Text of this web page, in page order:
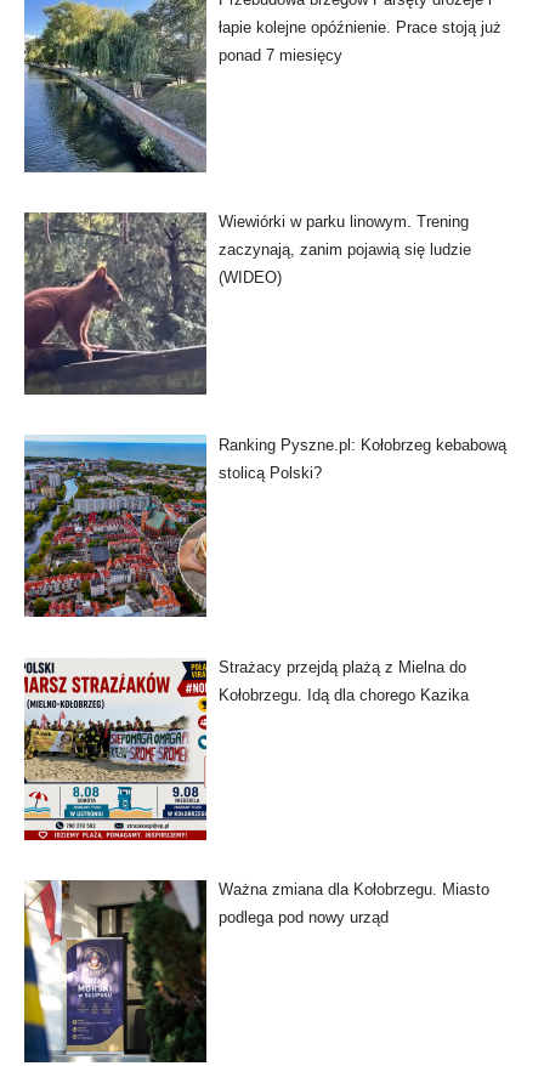
łapie kolejne opóźnienie. Prace stoją już
ponad 7 miesięcy
Wiewiórki w parku linowym. Trening
zaczynają, zanim pojawią się ludzie
(WIDEO)
Ranking Pyszne.pl: Kołobrzeg kebabową
stolicą Polski?
Strażacy przejdą plażą z Mielna do
Kołobrzegu. Idą dla chorego Kazika
Ważna zmiana dla Kołobrzegu. Miasto
podlega pod nowy urząd